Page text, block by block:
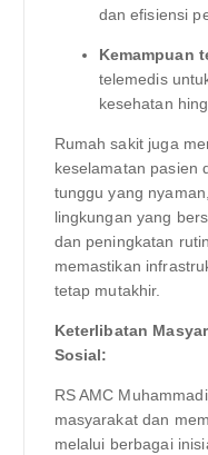
dan efisiensi
Kemampuan
telemedis
kesehatan
Rumah sakit juga
keselamatan pasien
tunggu yang
lingkungan yang
dan peningkatan
memastikan
tetap mutakhir.
Keterlibatan
Sosial:
RS AMC
masyarakat dan
melalui berbagai